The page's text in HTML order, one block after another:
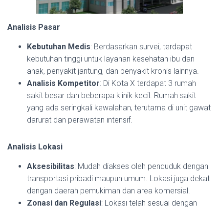
Analisis Pasar
Kebutuhan Medis: Berdasarkan survei, terdapat
kebutuhan tinggi untuk layanan kesehatan ibu dan
anak, penyakit jantung, dan penyakit kronis lainnya.
Analisis Kompetitor: Di Kota X terdapat 3 rumah
sakit besar dan beberapa klinik kecil. Rumah sakit
yang ada seringkali kewalahan, terutama di unit gawat
darurat dan perawatan intensif.
Analisis Lokasi
Aksesibilitas: Mudah diakses oleh penduduk dengan
transportasi pribadi maupun umum. Lokasi juga dekat
dengan daerah pemukiman dan area komersial.
Zonasi dan Regulasi: Lokasi telah sesuai dengan